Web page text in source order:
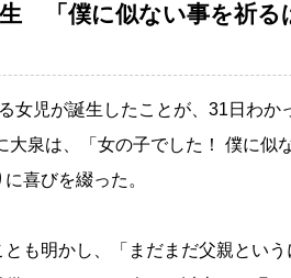
「僕に似ない事を祈る
女児が誕生したことが、31日わか
大泉は、「女の子でした！ 僕に似
喜びを綴った。
も明かし、「まだまだ父親という